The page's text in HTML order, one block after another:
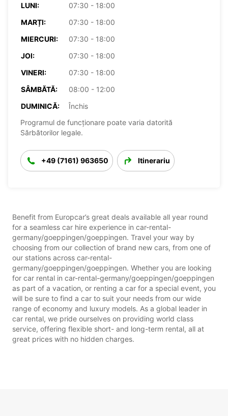
LUNI:
07:30 - 18:00
MARȚI:
07:30 - 18:00
MIERCURI:
07:30 - 18:00
JOI:
07:30 - 18:00
VINERI:
07:30 - 18:00
SÂMBĂTĂ:
08:00 - 12:00
DUMINICĂ:
Închis
Programul de funcționare poate varia datorită
Sărbătorilor legale.
+49 (7161) 963650 Itinerariu
Benefit from Europcar’s great deals available all year round
for a seamless car hire experience in car-rental-
germany/goeppingen/goeppingen. Travel your way by
choosing from our collection of brand new cars, from one of
our stations across car-rental-
germany/goeppingen/goeppingen. Whether you are looking
for car rental in car-rental-germany/goeppingen/goeppingen
as part of a vacation, or renting a car for a special event, you
will be sure to find a car to suit your needs from our wide
range of economy and luxury models. As a global leader in
car rental, we pride ourselves on providing world class
service, offering flexible short- and long-term rental, all at
great prices with no hidden charges.